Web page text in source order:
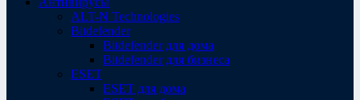
ALT-N Technologies
Bitdefender
Bitdefender для дома
Bitdefender для бизнеса
ESET
ESET для дома